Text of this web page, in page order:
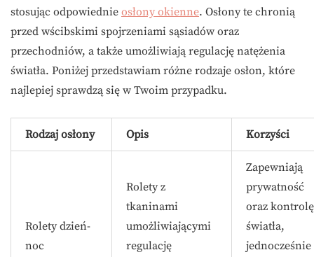
stosując odpowiednie osłony okienne. Osłony te chronią
przed wścibskimi spojrzeniami sąsiadów oraz
przechodniów, a także umożliwiają regulację natężenia
światła. Poniżej przedstawiam różne rodzaje osłon, które
najlepiej sprawdzą się w Twoim przypadku.
Rodzaj osłony Opis Korzyści
Rolety dzień-
noc
Rolety z
tkaninami
umożliwiającymi
regulację
Zapewniają
prywatność
oraz kontrolę
światła,
jednocześnie